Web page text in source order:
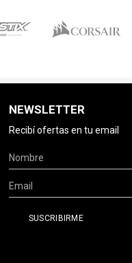
NEWSLETTER
Recibí ofertas en tu email